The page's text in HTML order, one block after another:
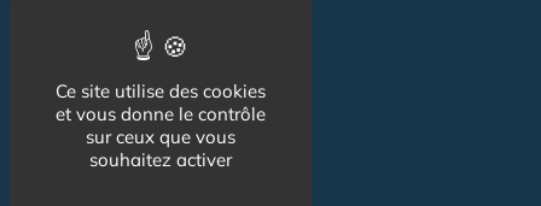
VIDÉOS
AGENDA
Ce site utilise des cookies
et vous donne le contrôle
sur ceux que vous
souhaitez activer